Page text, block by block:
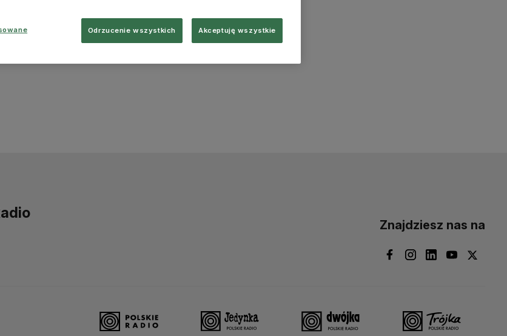
Znajdziesz nas na
Odrzucenie wszystkich Akceptuję wszystkie